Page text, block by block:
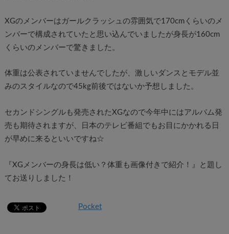
XGのメンバーはガールクラッシュの雰囲気で170cmくらいのメ
ンバーで構成されていたと思い込んでいましたが身長が160cm
くらいのメンバーで驚きました。
体重は公表されていませんでしたが、激しいダンスとモデル並
みのスタイルなので45kg前後ではないか予想しました。
セカンドシングルも発売されたXGなので今年中にはアルバム発
売も期待されますが、日本のテレビ番組でもお目にかかれる日
が早めに来るといいですね☆
『XGメンバーの身長は低い？体重も画像付きで紹介！』と題し
てお送りしました！
Pocket